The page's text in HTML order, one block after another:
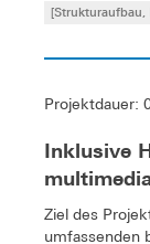
Projektdauer:
Inklusive
Ziel des
umfassenden